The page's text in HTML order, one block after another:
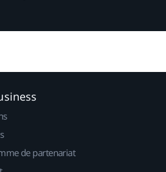
de partenariat